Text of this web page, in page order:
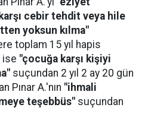
cebir tehdit veya hile
yoksun kılma"
toplam 15 yıl hapis
ise "çocuğa karşı kişiyi
suçundan 2 yıl 2 ay 20 gün
Pınar A.'nın "ihmali
teşebbüs" suçundan